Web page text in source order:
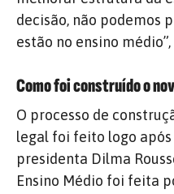
decisão, não podemos
estão no ensino
Como foi construído o
O processo de
legal foi feito logo
presidenta Dilma
Ensino Médio foi feita